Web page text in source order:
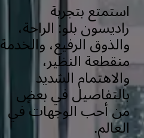
استمتع بتجربة
راديسون بلو: الراحة،
والذوق الرفيع، والخدمة
منقطعة النظير،
والاهتمام الشديد
بالتفاصيل في بعضٍ
من أحب الوجهات في
العالم.